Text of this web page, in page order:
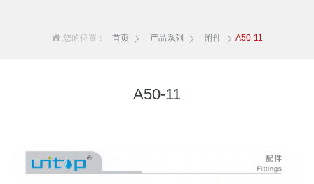
您的位置： 首页 产品系列 附件 A50-11
A50-11